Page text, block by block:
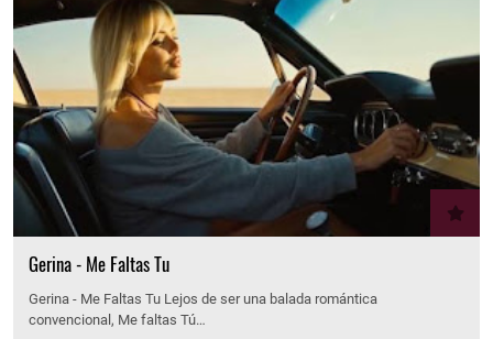
Gerina - Me Faltas Tu
Gerina - Me Faltas Tu Lejos de ser una balada romántica
convencional, Me faltas Tú…